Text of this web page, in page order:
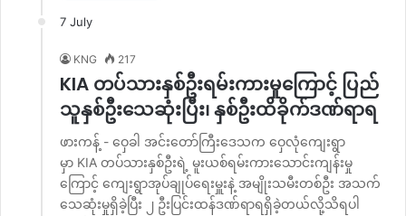
7 July
KNG 217
KIA တပ်သားနှစ်ဦးရမ်းကားမှုကြောင့် ပြည်
သူနှစ်ဦးသေဆုံးပြီး၊ နှစ်ဦးထိခိုက်ဒဏ်ရာရ
ဖားကန့် - ဝှေခါ အင်းတော်ကြီးဒေသက ဝှေလုံကျေးရွာ
မှာ KIA တပ်သားနှစ်ဦးရဲ့ မူးယစ်ရမ်းကားသောင်းကျန်းမှု
ကြောင့် ကျေးရွာအုပ်ချုပ်ရေးမှူးနဲ့ အမျိုးသမီးတစ်ဦး အသက်
သေဆုံးမှုရှိခဲ့ပြီး ၂ ဦးပြင်းထန်ဒဏ်ရာရရှိခဲ့တယ်လို့သိရပါ